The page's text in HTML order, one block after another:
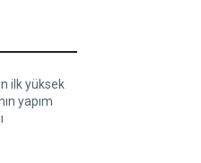
ilk yüksek
yapım